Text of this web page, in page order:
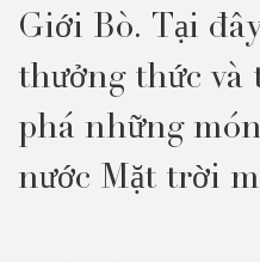
Giới Bò. Tại
thưởng thức và
phá những
nước Mặt trời